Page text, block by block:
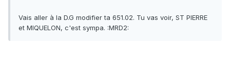
Vais aller à la D.G modifier ta 651.02. Tu vas voir, ST PIERRE
et MIQUELON, c'est sympa. :MRD2: